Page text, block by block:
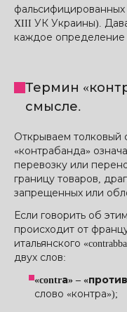
фальсифицированных
XIII УК Украины).
каждое определение
Термин
смысле.
Открываем толковый
«контрабанда»
перевозку или
границу товаров,
запрещенных или
Если говорить об
происходит от
итальянского
двух слов:
«contrа» –
слово «контра»);